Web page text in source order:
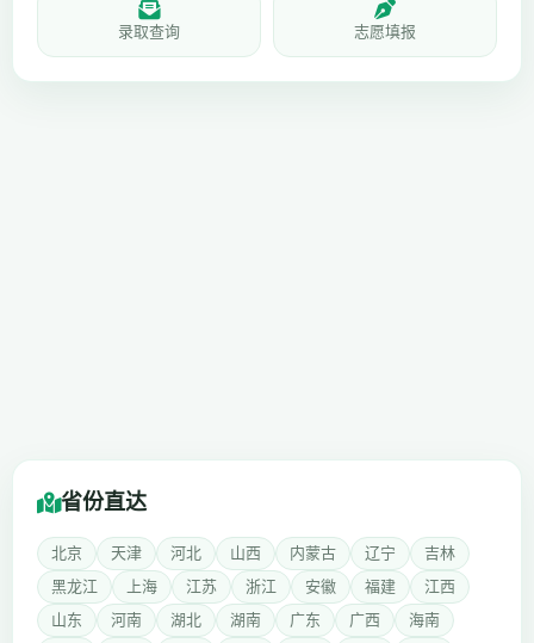
录取查询 志愿填报
省份直达
北京 天津 河北 山西 内蒙古 辽宁
吉林
黑龙江
上海 江苏 浙江 安徽 福建
江西
山东
河南 湖北 湖南 广东 广西
海南